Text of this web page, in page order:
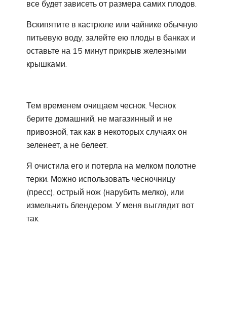
все будет зависеть от размера самих плодов.
Вскипятите в кастрюле или чайнике обычную
питьевую воду, залейте ею плоды в банках и
оставьте на 15 минут прикрыв железными
крышками.
Тем временем очищаем чеснок. Чеснок
берите домашний, не магазинный и не
привозной, так как в некоторых случаях он
зеленеет, а не белеет.
Я очистила его и потерла на мелком полотне
терки. Можно использовать чесночницу
(пресс), острый нож (нарубить мелко), или
измельчить блендером. У меня выглядит вот
так.